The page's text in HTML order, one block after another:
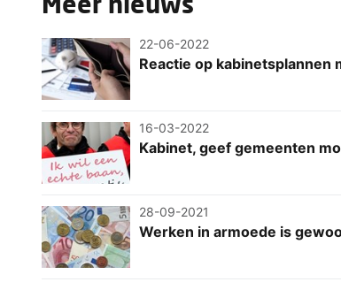
22-06-2022
Reactie op kabinetsplannen
16-03-2022
Kabinet, geef gemeenten
28-09-2021
Werken in armoede is